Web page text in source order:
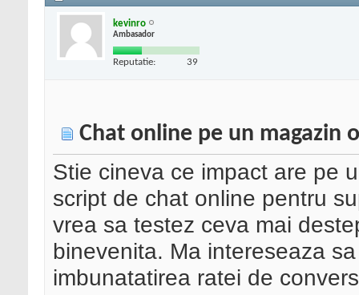
kevinro
Ambasador
Reputatie: 39
Chat online pe un magazin
Stie cineva ce impact are pe
script de chat online pentru
vrea sa testez ceva mai
binevenita. Ma intereseaza
imbunatatirea ratei de